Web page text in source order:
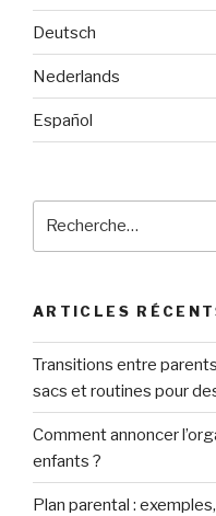
Deutsch
Nederlands
Español
ARTICLES
Transitions entre
sacs et routines pour
Comment annoncer
enfants ?
Plan parental :